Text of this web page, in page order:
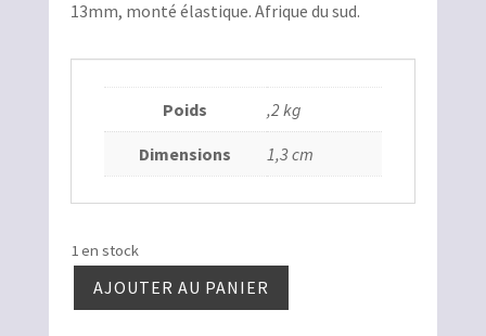
30,00€.12,00€.
13mm, monté élastique. Afrique du sud.
Poids ,2 kg
Dimensions 1,3 cm
1 en stock
quantité
AJOUTER AU PANIER